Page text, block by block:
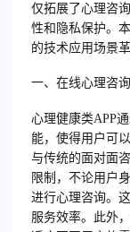
仅拓展了心理咨
性和隐私保护。
的技术应用场景革
一、在线心理咨
心理健康类APP
能，使得用户可
与传统的面对面
限制，不论用户
进行心理咨询。
服务效率。此外